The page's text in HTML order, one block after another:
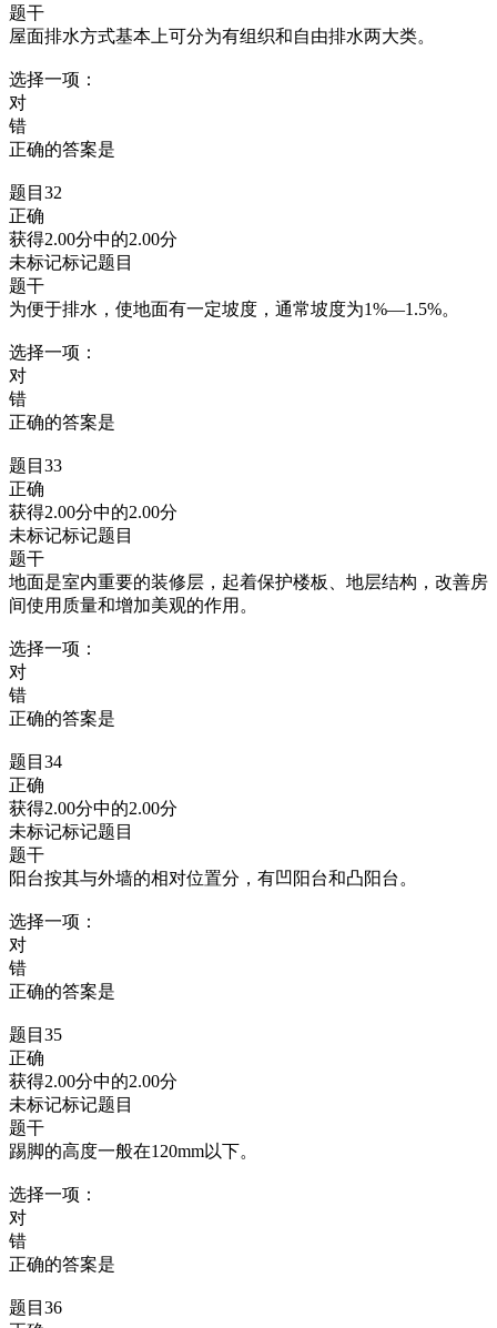
题干
屋面排水方式基本上可分为有组织和自由排水两大类。
选择一项：
对
错
正确的答案是
题目32
正确
获得2.00分中的2.00分
未标记标记题目
题干
为便于排水，使地面有一定坡度，通常坡度为1%—1.5%。
选择一项：
对
错
正确的答案是
题目33
正确
获得2.00分中的2.00分
未标记标记题目
题干
地面是室内重要的装修层，起着保护楼板、地层结构，改善房
间使用质量和增加美观的作用。
选择一项：
对
错
正确的答案是
题目34
正确
获得2.00分中的2.00分
未标记标记题目
题干
阳台按其与外墙的相对位置分，有凹阳台和凸阳台。
选择一项：
对
错
正确的答案是
题目35
正确
获得2.00分中的2.00分
未标记标记题目
题干
踢脚的高度一般在120mm以下。
选择一项：
对
错
正确的答案是
题目36